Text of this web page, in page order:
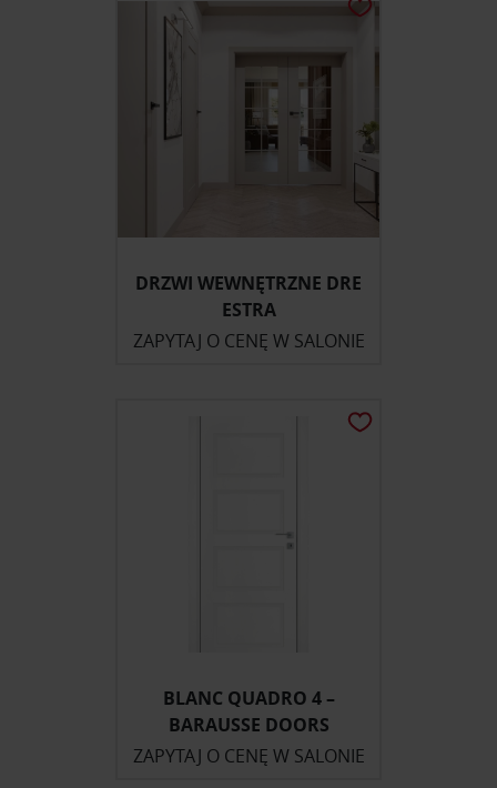
DRZWI WEWNĘTRZNE DRE
ESTRA
ZAPYTAJ O CENĘ W SALONIE
BLANC QUADRO 4 –
BARAUSSE DOORS
ZAPYTAJ O CENĘ W SALONIE